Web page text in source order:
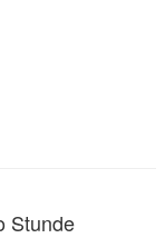
Stunde